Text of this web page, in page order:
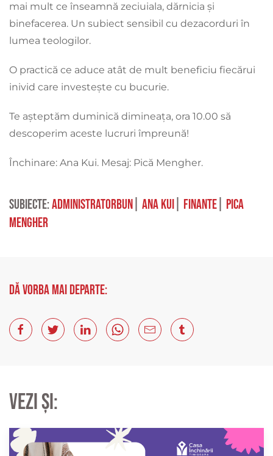
mai mult ce înseamnă zeciuiala, dărnicia și
binefacerea. Un subiect sensibil cu dezacorduri în
lumea teologilor.
O practică ce aduce atât de mult beneficiu fiecărui
inivid care investește cu bucurie.
Te așteptăm duminică dimineața, ora 10.00 să
descoperim aceste lucruri împreună!
Închinare: Ana Kui. Mesaj: Pică Mengher.
Subiecte:administratorbun ana kui finante pica
mengher
Dă vorba mai departe:
Vezi și: